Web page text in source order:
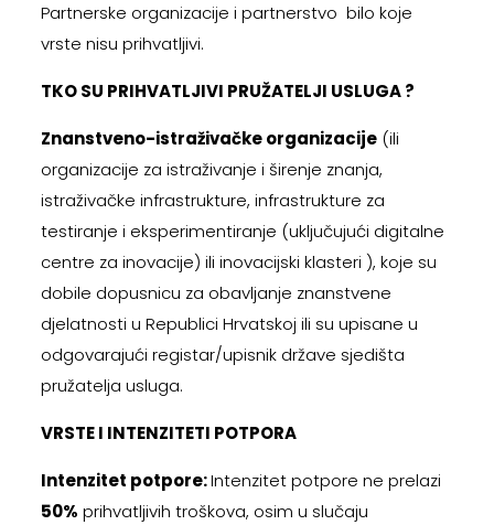
Partnerske organizacije i partnerstvo bilo koje
vrste nisu prihvatljivi.
TKO SU PRIHVATLJIVI PRUŽATELJI USLUGA ?
Znanstveno-istraživačke organizacije(ili
organizacije za istraživanje i širenje znanja,
istraživačke infrastrukture, infrastrukture za
testiranje i eksperimentiranje (uključujući digitalne
centre za inovacije) ili inovacijski klasteri ), koje su
dobile dopusnicu za obavljanje znanstvene
djelatnosti u Republici Hrvatskoj ili su upisane u
odgovarajući registar/upisnik države sjedišta
pružatelja usluga.
VRSTE I INTENZITETI POTPORA
Intenzitet potpore:Intenzitet potpore ne prelazi
50% prihvatljivih troškova, osim u slučaju